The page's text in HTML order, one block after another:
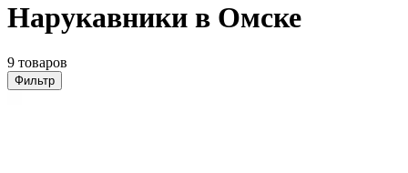
Нарукавники в Омске
9 товаров
Фильтр